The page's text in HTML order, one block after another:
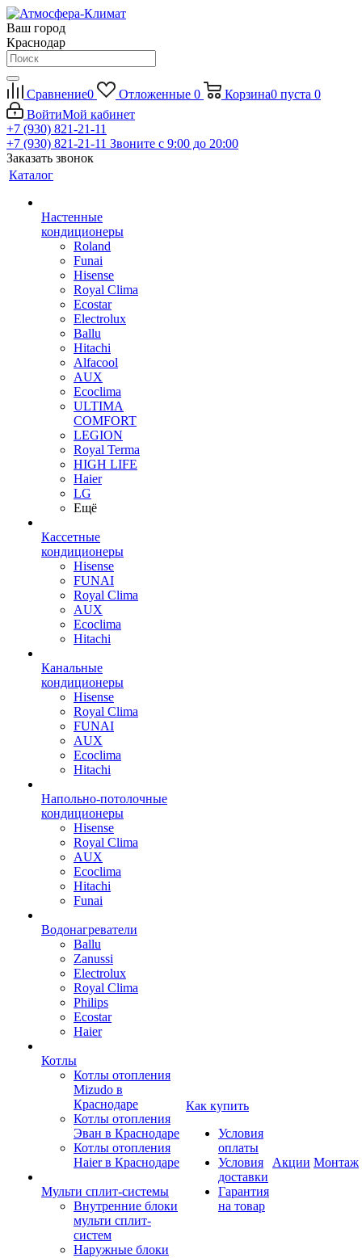
Ваш город
Краснодар
Сравнение0 Отложенные 0 Корзина0 пуста 0
ВойтиМой кабинет
+7 (930) 821-21-11
+7 (930) 821-21-11 Звоните с 9:00 до 20:00
Заказать звонок
Каталог
Настенные
кондиционеры
Roland
Funai
Hisense
Royal Clima
Ecostar
Electrolux
Ballu
Hitachi
Alfacool
AUX
Ecoclima
ULTIMA
COMFORT
LEGION
Royal Terma
HIGH LIFE
Haier
LG
Ещё
Кассетные
кондиционеры
Hisense
FUNAI
Royal Clima
AUX
Ecoclima
Hitachi
Канальные
кондиционеры
Hisense
Royal Clima
FUNAI
AUX
Ecoclima
Hitachi
Напольно-потолочные
кондиционеры
Hisense
Royal Clima
AUX
Ecoclima
Hitachi
Funai
Водонагреватели
Ballu
Zanussi
Electrolux
Royal Clima
Philips
Ecostar
Haier
Котлы
Котлы отопления
Mizudo в
Краснодаре
Котлы отопления
Эван в Краснодаре
Котлы отопления
Haier в Краснодаре
Мульти сплит-системы
Внутренние блоки
мульти сплит-
систем
Наружные блоки
Как купить
Условия
оплаты
Условия
доставки
Гарантия
на товар
Акции Монтаж